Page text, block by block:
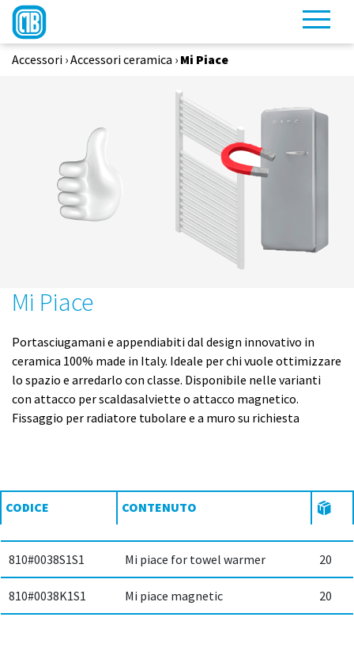
Accessori ›Accessori ceramica › Mi Piace
Mi Piace
Portasciugamani e appendiabiti dal design innovativo in
ceramica 100% made in Italy. Ideale per chi vuole ottimizzare
lo spazio e arredarlo con classe. Disponibile nelle varianti
con attacco per scaldasalviette o attacco magnetico.
Fissaggio per radiatore tubolare e a muro su richiesta
CODICE CONTENUTO
810#0038S1S1 Mi piace for towel warmer 20
810#0038K1S1 Mi piace magnetic 20